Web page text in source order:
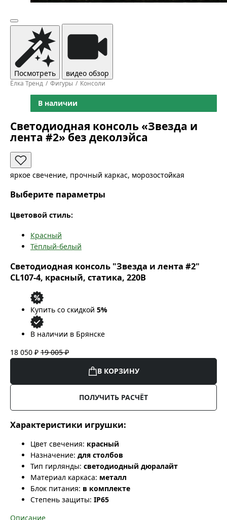
Посмотреть видео обзор
Ёлка Тренд Фигуры Консоли
В наличии
Светодиодная консоль «Звезда и
лента #2» без деколэйса
яркое свечение, прочный каркас, морозостойкая
Выберите параметры
Цветовой стиль:
Красный
Тёплый-белый
Светодиодная консоль "Звезда и лента #2"
CL107-4, красный, статика, 220В
Купить со скидкой 5%
В наличии в Брянске
18 050 ₽ 19 005 ₽
В КОРЗИНУ
ПОЛУЧИТЬ РАСЧЁТ
Характеристики игрушки:
Цвет свечения: красный
Назначение: для столбов
Тип гирлянды: светодиодный дюралайт
Материал каркаса: металл
Блок питания: в комплекте
Степень защиты: IP65
Описание